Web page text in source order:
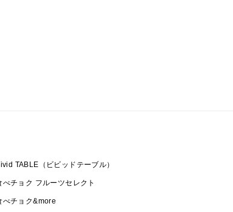
TABLE（ビビッドテーブル）
べチョク フルーツセレクト
べチョク&more